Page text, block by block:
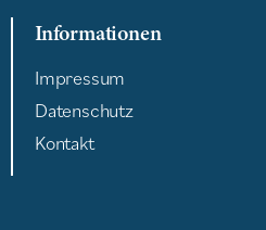
Informationen
Impressum
Datenschutz
Kontakt